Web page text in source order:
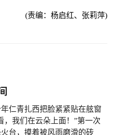
(责编：杨启红、张莉萍)
仁青扎西把脸紧紧贴在舷窗
，我们在云朵上面！”第一次
台，摸着被风雨磨滑的砖